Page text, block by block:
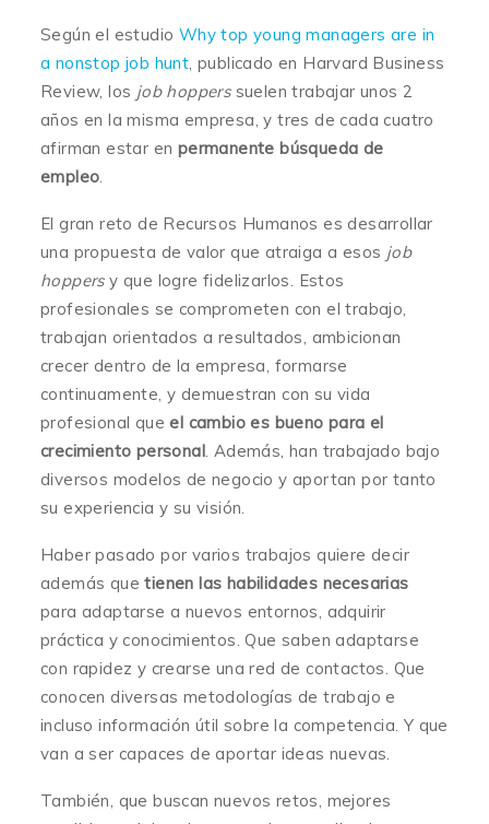
Según el estudio Why top young managers are in
a nonstop job hunt, publicado en Harvard Business
Review, los job hopperssuelen trabajar unos 2
años en la misma empresa, y tres de cada cuatro
afirman estar en permanente búsqueda de
empleo.
El gran reto de Recursos Humanos es desarrollar
una propuesta de valor que atraiga a esos job
hoppersy que logre fidelizarlos. Estos
profesionales se comprometen con el trabajo,
trabajan orientados a resultados, ambicionan
crecer dentro de la empresa, formarse
continuamente, y demuestran con su vida
profesional queel cambio es bueno para el
crecimiento personal. Además, han trabajado bajo
diversos modelos de negocio y aportan por tanto
su experiencia y su visión.
Haber pasado por varios trabajos quiere decir
además quetienen las habilidades necesarias
para adaptarse a nuevos entornos, adquirir
práctica y conocimientos. Que saben adaptarse
con rapidez y crearse una red de contactos. Que
conocen diversas metodologías de trabajo e
incluso información útil sobre la competencia. Y que
van a ser capaces de aportar ideas nuevas.
También, que buscan nuevos retos, mejores